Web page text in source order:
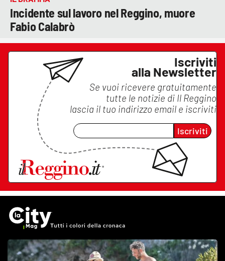
Incidente sul lavoro nel Reggino, muore
Fabio Calabrò
Iscriviti
alla Newsletter
Se vuoi ricevere gratuitamente
tutte le notizie di Il Reggino
lascia il tuo indirizzo email e iscriviti
Iscriviti